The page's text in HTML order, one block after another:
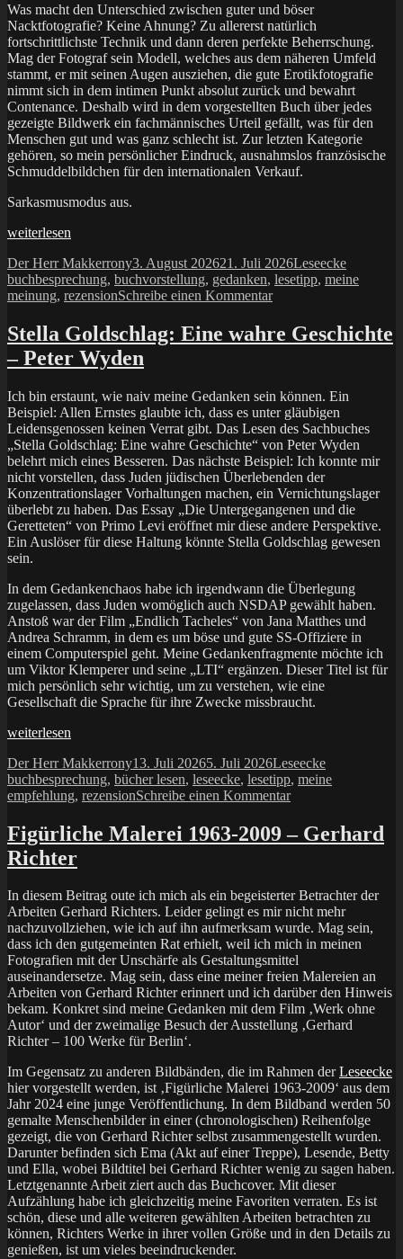
Was macht den Unterschied zwischen guter und böser
Nacktfotografie? Keine Ahnung? Zu allererst natürlich
fortschrittlichste Technik und dann deren perfekte Beherrschung.
Mag der Fotograf sein Modell, welches aus dem näheren Umfeld
stammt, er mit seinen Augen ausziehen, die gute Erotikfotografie
nimmt sich in dem intimen Punkt absolut zurück und bewahrt
Contenance. Deshalb wird in dem vorgestellten Buch über jedes
gezeigte Bildwerk ein fachmännisches Urteil gefällt, was für den
Menschen gut und was ganz schlecht ist. Zur letzten Kategorie
gehören, so mein persönlicher Eindruck, ausnahmslos französische
Schmuddelbildchen für den internationalen Verkauf.
Sarkasmusmodus aus.
„Das
Lichtbild“
weiterlesen
Autor
Der Herr MakkerronyVeröffentlicht
am
3. August 202621. Juli 2026Kategorien
Leseecke
buchbesprechung, buchvorstellung, gedanken, lesetipp, meine
meinung, rezensionSchreibe einen Kommentarzu
erotische
Lichtbild
Stella Goldschlag: Eine wahre Geschichte
– Peter Wyden
Ich bin erstaunt, wie naiv meine Gedanken sein können. Ein
Beispiel: Allen Ernstes glaubte ich, dass es unter gläubigen
Leidensgenossen keinen Verrat gibt. Das Lesen des Sachbuches
„Stella Goldschlag: Eine wahre Geschichte“ von Peter Wyden
belehrt mich eines Besseren. Das nächste Beispiel: Ich konnte mir
nicht vorstellen, dass Juden jüdischen Überlebenden der
Konzentrationslager Vorhaltungen machen, ein Vernichtungslager
überlebt zu haben. Das Essay „Die Untergegangenen und die
Geretteten“ von Primo Levi eröffnet mir diese andere Perspektive.
Ein Auslöser für diese Haltung könnte Stella Goldschlag gewesen
sein.
In dem Gedankenchaos habe ich irgendwann die Überlegung
zugelassen, dass Juden womöglich auch NSDAP gewählt haben.
Anstoß war der Film „Endlich Tacheles“ von Jana Matthes und
Andrea Schramm, in dem es um böse und gute SS-Offiziere in
einem Computerspiel geht. Meine Gedankenfragmente möchte ich
um Viktor Klemperer und seine „LTI“ ergänzen. Dieser Titel ist für
mich persönlich sehr wichtig, um zu verstehen, wie eine
Gesellschaft die Sprache für ihre Zwecke missbraucht.
„Stella
Eine
wahre
Geschichte
Peter
Wyden“
weiterlesen
Autor
Der Herr MakkerronyVeröffentlicht
am
13. Juli 20265. Juli 2026Kategorien
LeseeckeSchlagwörter
buchbesprechung, bücher lesen, leseecke, lesetipp, meine
empfehlung, rezensionSchreibe einen Kommentarzu
Goldschlag:
Eine
–
Peter
Wyden
Figürliche Malerei 1963-2009 – Gerhard
Richter
In diesem Beitrag oute ich mich als ein begeisterter Betrachter der
Arbeiten Gerhard Richters. Leider gelingt es mir nicht mehr
nachzuvollziehen, wie ich auf ihn aufmerksam wurde. Mag sein,
dass ich den gutgemeinten Rat erhielt, weil ich mich in meinen
Fotografien mit der Unschärfe als Gestaltungsmittel
auseinandersetze. Mag sein, dass eine meiner freien Malereien an
Arbeiten von Gerhard Richter erinnert und ich darüber den Hinweis
bekam. Konkret sind meine Gedanken mit dem Film ‚Werk ohne
Autor‘ und der zweimalige Besuch der Ausstellung ‚Gerhard
Richter – 100 Werke für Berlin‘.
Im Gegensatz zu anderen Bildbänden, die im Rahmen derLeseecke
hier vorgestellt werden, ist ‚Figürliche Malerei 1963-2009‘ aus dem
Jahr 2024 eine junge Veröffentlichung. In dem Bildband werden 50
gemalte Menschenbilder in einer (chronologischen) Reihenfolge
gezeigt, die von Gerhard Richter selbst zusammengestellt wurden.
Darunter befinden sich Ema (Akt auf einer Treppe), Lesende, Betty
und Ella, wobei Bildtitel bei Gerhard Richter wenig zu sagen haben.
Letztgenannte Arbeit ziert auch das Buchcover. Mit dieser
Aufzählung habe ich gleichzeitig meine Favoriten verraten. Es ist
schön, diese und alle weiteren gewählten Arbeiten betrachten zu
können, Richters Werke in ihrer vollen Größe und in den Details zu
genießen, ist um vieles beeindruckender.